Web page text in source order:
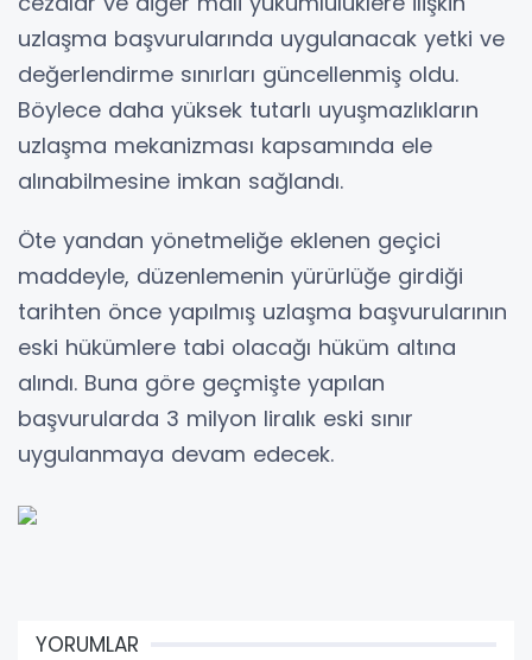
uzlaşma başvurularında uygulanacak yetki ve
değerlendirme sınırları güncellenmiş oldu.
Böylece daha yüksek tutarlı uyuşmazlıkların
uzlaşma mekanizması kapsamında ele
alınabilmesine imkan sağlandı.
Öte yandan yönetmeliğe eklenen geçici
maddeyle, düzenlemenin yürürlüğe girdiği
tarihten önce yapılmış uzlaşma başvurularının
eski hükümlere tabi olacağı hüküm altına
alındı. Buna göre geçmişte yapılan
başvurularda 3 milyon liralık eski sınır
uygulanmaya devam edecek.
YORUMLAR